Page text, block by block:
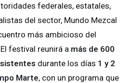
federales, estatales,
del sector, Mundo Mezcal
más ambicioso del
festival reunirá a más de 600
durante los días 1 y 2
Marte, con un programa que